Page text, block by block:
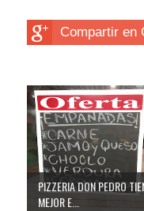
Compartir en
PIZZERIA DON PEDRO
MEJOR E...